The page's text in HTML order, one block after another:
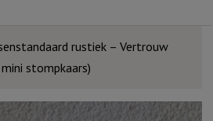
rustiek – Vertrouw
stompkaars)